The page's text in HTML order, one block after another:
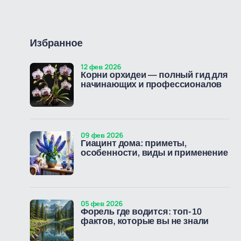
Избранное
Корни орхидеи — полный гид для
начинающих и профессионалов
12 фев 2026
Гиацинт дома: приметы,
особенности, виды и применение
09 фев 2026
Форель где водится: топ-10
фактов, которые вы не знали
05 фев 2026